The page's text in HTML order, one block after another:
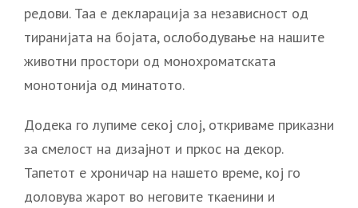
редови. Таа е декларација за независност од
тиранијата на бојата, ослободување на нашите
животни простори од монохроматската
монотонија од минатото.
Додека го лупиме секој слој, откриваме приказни
за смелост на дизајнот и пркос на декор.
Тапетот е хроничар на нашето време, кој го
доловува жарот во неговите ткаенини и